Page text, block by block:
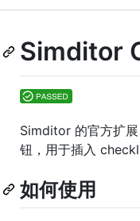
Simditor
Simditor 的官方扩
钮，用于插入
如何使用